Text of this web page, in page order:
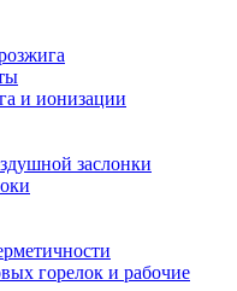
и ионизации
заслонки
горелок и рабочие